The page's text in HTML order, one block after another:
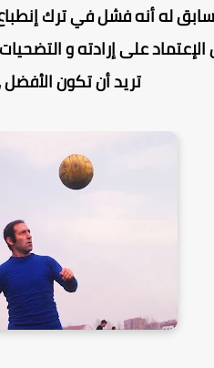
له أنه فشل في ترك
على إرادته و
تريد أن تكون